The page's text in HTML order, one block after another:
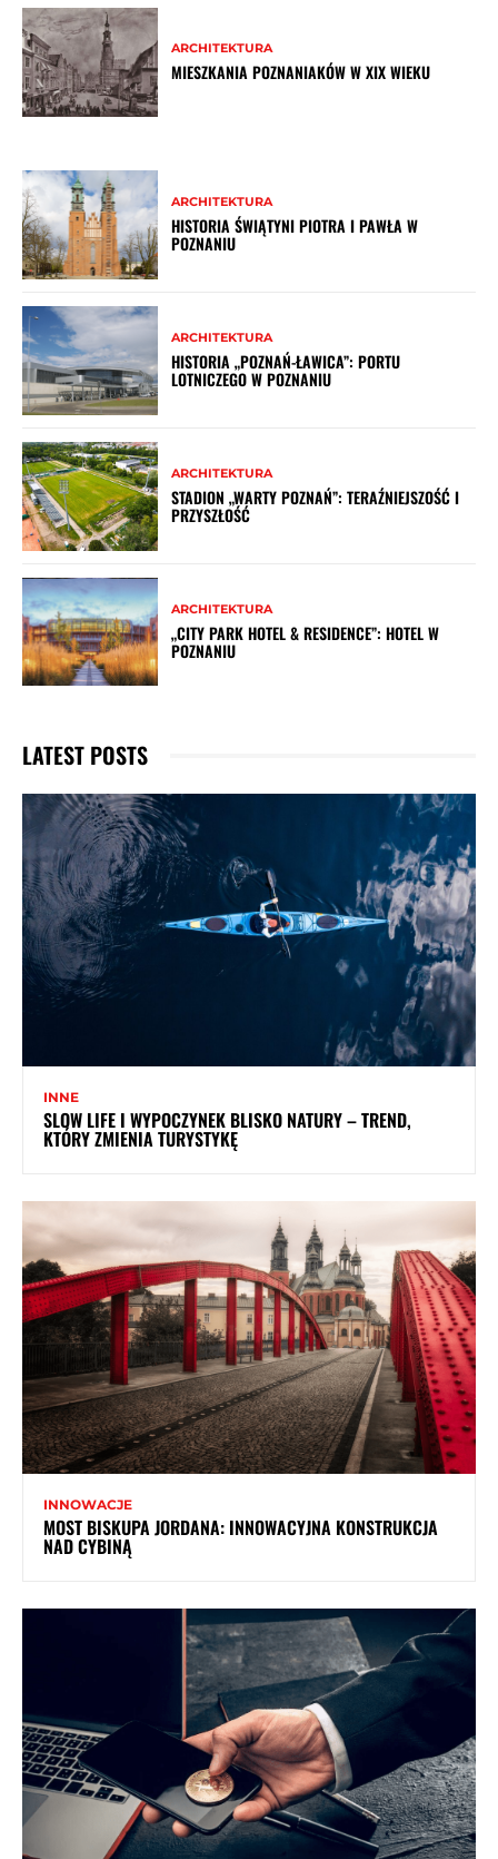
ARCHITEKTURA
MIESZKANIA POZNANIAKÓW W XIX WIEKU
ARCHITEKTURA
HISTORIA ŚWIĄTYNI PIOTRA I PAWŁA W
POZNANIU
ARCHITEKTURA
HISTORIA „POZNAŃ-ŁAWICA”: PORTU
LOTNICZEGO W POZNANIU
ARCHITEKTURA
STADION „WARTY POZNAŃ”: TERAŹNIEJSZOŚĆ I
PRZYSZŁOŚĆ
ARCHITEKTURA
„CITY PARK HOTEL & RESIDENCE”: HOTEL W
POZNANIU
LATEST POSTS
INNE
SLOW LIFE I WYPOCZYNEK BLISKO NATURY – TREND,
KTÓRY ZMIENIA TURYSTYKĘ
INNOWACJE
MOST BISKUPA JORDANA: INNOWACYJNA KONSTRUKCJA
NAD CYBINĄ